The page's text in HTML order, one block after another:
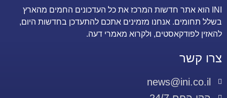
INI הוא אתר חדשות המרכז את כל העדכונים החמים מהארץ
בשלל תחומים. אנחנו מזמינים אתכם להתעדכן בחדשות היום,
להאזין לפודקאסטים, ולקרוא מאמרי דעה.
צרו קשר
news@ini.co.il